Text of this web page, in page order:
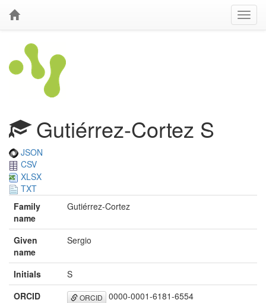
Gutiérrez-Cortez S
JSON
CSV
XLSX
TXT
Family
name
Gutiérrez-Cortez
Given
name
Sergio
Initials
S
ORCID
ORCID 0000-0001-6181-6554